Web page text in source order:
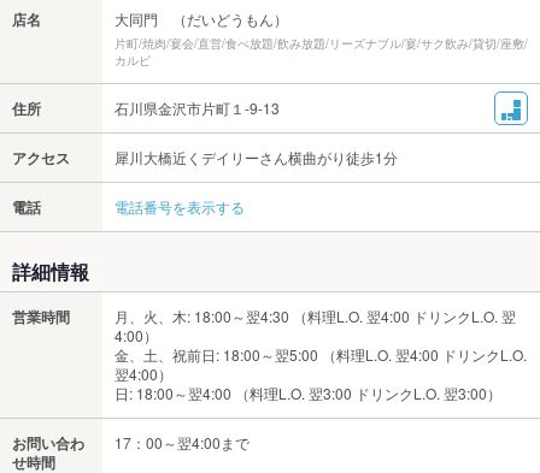
店名 大同門 （だいどうもん）
片町/焼肉/宴会/直営/食べ放題/飲み放題/リーズナブル/宴/サク飲み/貸切/座敷/
カルビ
住所 石川県金沢市片町１-9-13
アクセス 犀川大橋近くデイリーさん横曲がり徒歩1分
電話 電話番号を表示する
詳細情報
営業時間
月、火、木: 18:00～翌4:30 （料理L.O. 翌4:00 ドリンクL.O. 翌
4:00）
金、土、祝前日: 18:00～翌5:00 （料理L.O. 翌4:00 ドリンクL.O.
翌4:00）
日: 18:00～翌4:00 （料理L.O. 翌3:00 ドリンクL.O. 翌3:00）
お問い合わ
せ時間
17：00～翌4:00まで